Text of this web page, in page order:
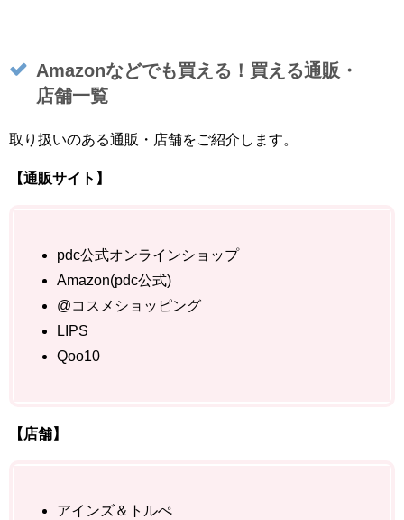
Amazonなどでも買える！買える通販・
店舗一覧
取り扱いのある通販・店舗をご紹介します。
【通販サイト】
pdc公式オンラインショップ
Amazon(pdc公式)
@コスメショッピング
LIPS
Qoo10
【店舗】
アインズ＆トルぺ